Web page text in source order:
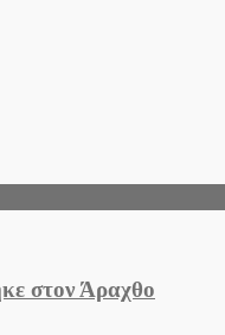
στον Άραχθο